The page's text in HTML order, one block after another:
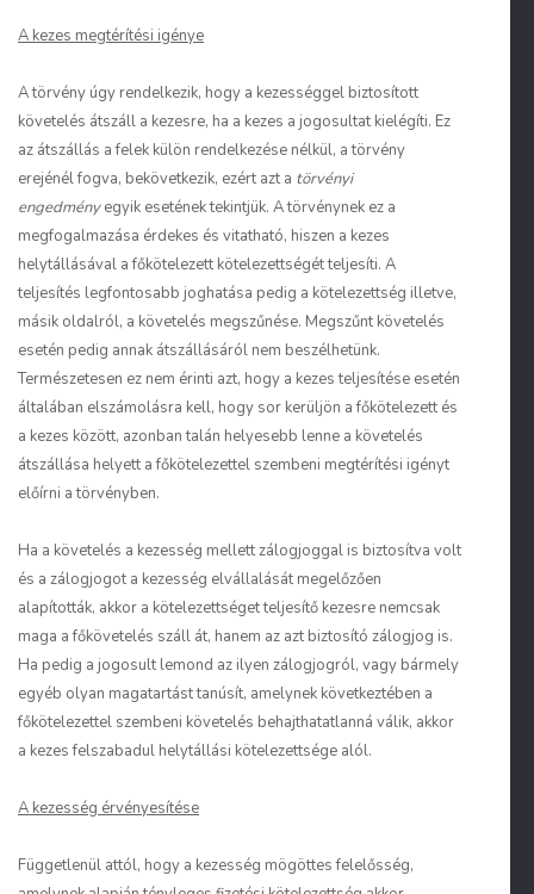
A kezes megtérítési igénye
A törvény úgy rendelkezik, hogy a kezességgel biztosított
követelés átszáll a kezesre, ha a kezes a jogosultat kielégíti. Ez
az átszállás a felek külön rendelkezése nélkül, a törvény
erejénél fogva, bekövetkezik, ezért azt a törvényi
engedményegyik esetének tekintjük. A törvénynek ez a
megfogalmazása érdekes és vitatható, hiszen a kezes
helytállásával a főkötelezett kötelezettségét teljesíti. A
teljesítés legfontosabb joghatása pedig a kötelezettség illetve,
másik oldalról, a követelés megszűnése. Megszűnt követelés
esetén pedig annak átszállásáról nem beszélhetünk.
Természetesen ez nem érinti azt, hogy a kezes teljesítése esetén
általában elszámolásra kell, hogy sor kerüljön a főkötelezett és
a kezes között, azonban talán helyesebb lenne a követelés
átszállása helyett a főkötelezettel szembeni megtérítési igényt
előírni a törvényben.
Ha a követelés a kezesség mellett zálogjoggal is biztosítva volt
és a zálogjogot a kezesség elvállalását megelőzően
alapították, akkor a kötelezettséget teljesítő kezesre nemcsak
maga a főkövetelés száll át, hanem az azt biztosító zálogjog is.
Ha pedig a jogosult lemond az ilyen zálogjogról, vagy bármely
egyéb olyan magatartást tanúsít, amelynek következtében a
főkötelezettel szembeni követelés behajthatatlanná válik, akkor
a kezes felszabadul helytállási kötelezettsége alól.
A kezesség érvényesítése
Függetlenül attól, hogy a kezesség mögöttes felelősség,